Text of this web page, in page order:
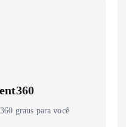
graus para você